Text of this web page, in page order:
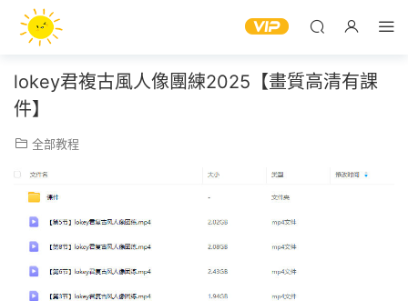
lokey君複古風人像團練2025【畫質高清有課
件】
全部教程